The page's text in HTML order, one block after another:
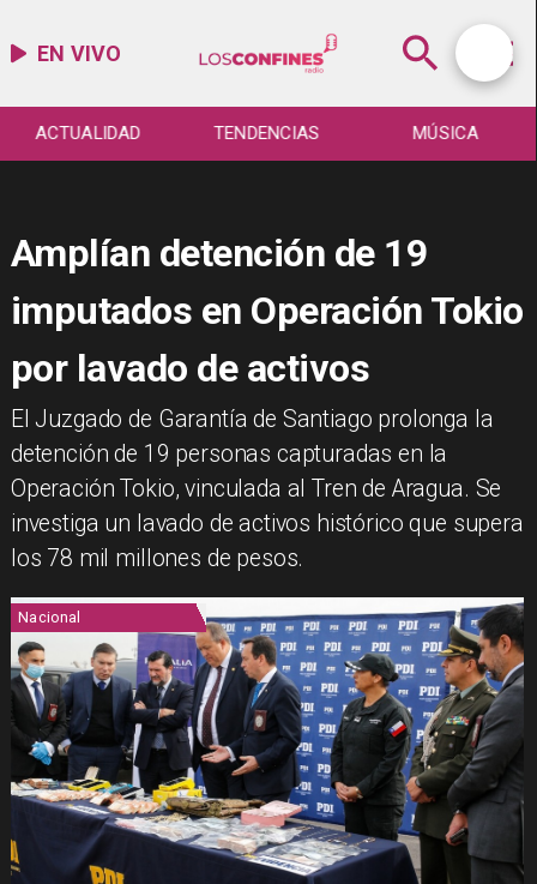
EN VIVO
ACTUALIDAD TENDENCIAS MÚSICA
Amplían detención de 19
imputados en Operación Tokio
por lavado de activos
El Juzgado de Garantía de Santiago prolonga la
detención de 19 personas capturadas en la
Operación Tokio, vinculada al Tren de Aragua. Se
investiga un lavado de activos histórico que supera
los 78 mil millones de pesos.
Nacional